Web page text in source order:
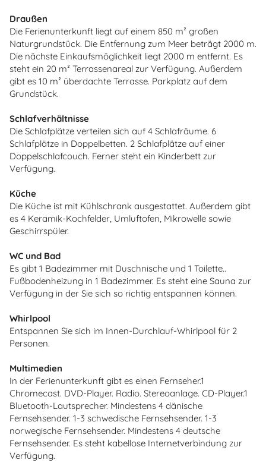
Draußen
Die Ferienunterkunft liegt auf einem 850 m² großen
Naturgrundstück. Die Entfernung zum Meer beträgt 2000 m.
Die nächste Einkaufsmöglichkeit liegt 2000 m entfernt. Es
steht ein 20 m² Terrassenareal zur Verfügung. Außerdem
gibt es 10 m² überdachte Terrasse. Parkplatz auf dem
Grundstück.
Schlafverhältnisse
Die Schlafplätze verteilen sich auf 4 Schlafräume. 6
Schlafplätze in Doppelbetten. 2 Schlafplätze auf einer
Doppelschlafcouch. Ferner steht ein Kinderbett zur
Verfügung.
Küche
Die Küche ist mit Kühlschrank ausgestattet. Außerdem gibt
es 4 Keramik-Kochfelder, Umluftofen, Mikrowelle sowie
Geschirrspüler.
WC und Bad
Es gibt 1 Badezimmer mit Duschnische und 1 Toilette..
Fußbodenheizung in 1 Badezimmer. Es steht eine Sauna zur
Verfügung in der Sie sich so richtig entspannen können.
Whirlpool
Entspannen Sie sich im Innen-Durchlauf-Whirlpool für 2
Personen.
Multimedien
In der Ferienunterkunft gibt es einen Fernseher.1
Chromecast. DVD-Player. Radio. Stereoanlage. CD-Player.1
Bluetooth-Lautsprecher. Mindestens 4 dänische
Fernsehsender. 1-3 schwedische Fernsehsender. 1-3
norwegische Fernsehsender. Mindestens 4 deutsche
Fernsehsender. Es steht kabellose Internetverbindung zur
Verfügung.